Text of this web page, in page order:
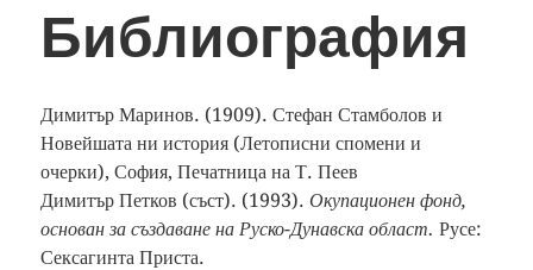
Библиография
Димитър Маринов. (1909). Стефан Стамболов и
Новейшата ни история (Летописни спомени и
очерки), София, Печатница на Т. Пеев
Димитър Петков (съст). (1993). Окупационен фонд,
основан за създаване на Руско-Дунавска област. Русе:
Сексагинта Приста.